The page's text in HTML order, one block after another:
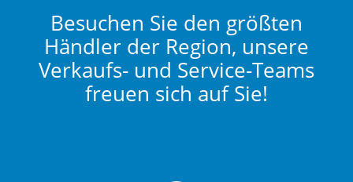
Besuchen Sie den größten
Händler der Region, unsere
Verkaufs- und Service-Teams
freuen sich auf Sie!